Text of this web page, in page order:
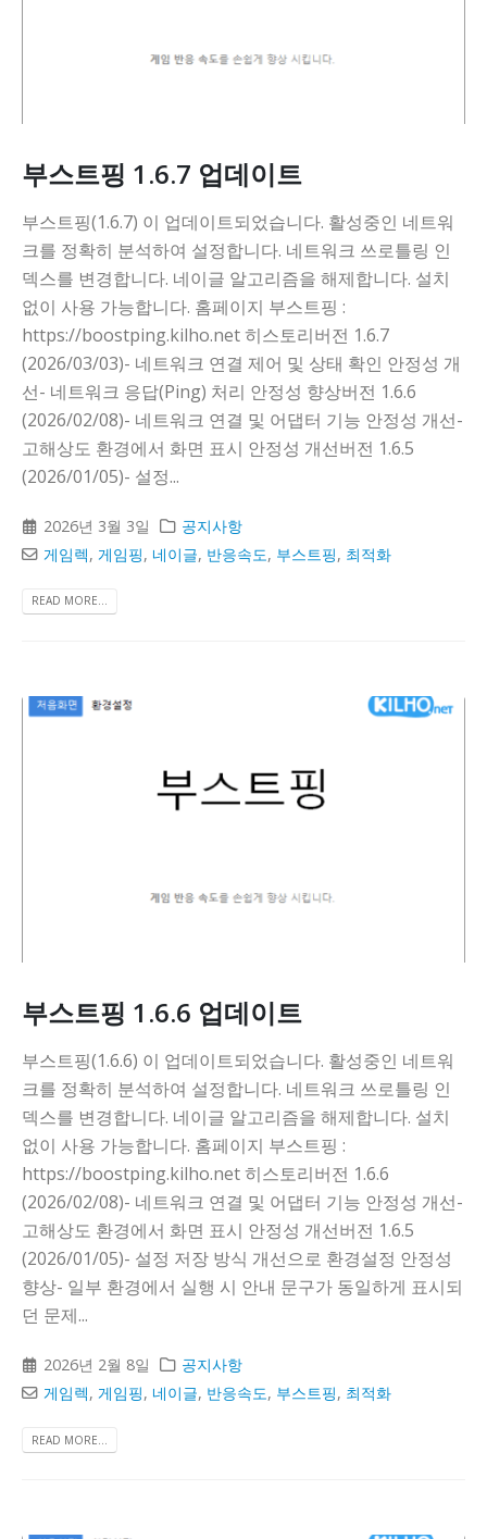
부스트핑 1.6.7 업데이트
부스트핑(1.6.7) 이 업데이트되었습니다. 활성중인 네트워
크를 정확히 분석하여 설정합니다. 네트워크 쓰로틀링 인
덱스를 변경합니다. 네이글 알고리즘을 해제합니다. 설치
없이 사용 가능합니다. 홈페이지 부스트핑 :
https://boostping.kilho.net 히스토리버전 1.6.7
(2026/03/03)- 네트워크 연결 제어 및 상태 확인 안정성 개
선- 네트워크 응답(Ping) 처리 안정성 향상버전 1.6.6
(2026/02/08)- 네트워크 연결 및 어댑터 기능 안정성 개선-
고해상도 환경에서 화면 표시 안정성 개선버전 1.6.5
(2026/01/05)- 설정...
2026년 3월 3일
공지사항
게임렉, 게임핑, 네이글, 반응속도, 부스트핑, 최적화
READ MORE...
부스트핑 1.6.6 업데이트
부스트핑(1.6.6) 이 업데이트되었습니다. 활성중인 네트워
크를 정확히 분석하여 설정합니다. 네트워크 쓰로틀링 인
덱스를 변경합니다. 네이글 알고리즘을 해제합니다. 설치
없이 사용 가능합니다. 홈페이지 부스트핑 :
https://boostping.kilho.net 히스토리버전 1.6.6
(2026/02/08)- 네트워크 연결 및 어댑터 기능 안정성 개선-
고해상도 환경에서 화면 표시 안정성 개선버전 1.6.5
(2026/01/05)- 설정 저장 방식 개선으로 환경설정 안정성
향상- 일부 환경에서 실행 시 안내 문구가 동일하게 표시되
던 문제...
2026년 2월 8일
공지사항
게임렉,게임핑, 네이글, 반응속도, 부스트핑, 최적화
READ MORE...